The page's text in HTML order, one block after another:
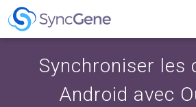
Synchroniser les
Android avec